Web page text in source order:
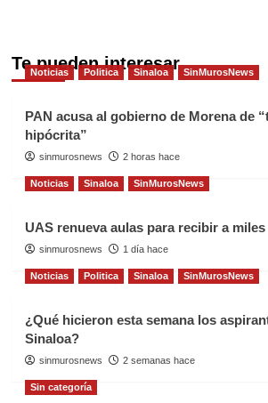
Te pueden interesar
Noticias Politica Sinaloa SinMurosNews
PAN acusa al gobierno de Morena de
hipócrita”
sinmurosnews 2 horas hace
Noticias Sinaloa SinMurosNews
UAS renueva aulas para recibir a
sinmurosnews 1 día hace
Noticias Politica Sinaloa SinMurosNews
¿Qué hicieron esta semana los
Sinaloa?
sinmurosnews 2 semanas hace
Sin categoría